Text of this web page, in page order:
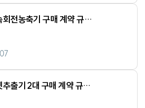
전농축기 구매 계약 규격
출기 2대 구매 계약 규격